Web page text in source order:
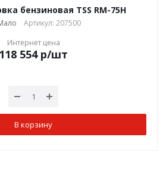
бензиновая TSS RM-75H
Артикул: 207500
Интернет цена
118 554р/шт
В корзину